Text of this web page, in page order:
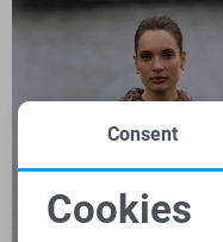
Noodzakelijke
Consent
Cookies